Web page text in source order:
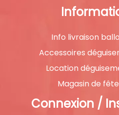
Info livraison
Accessoires
Location
Magasin de
Connexion /